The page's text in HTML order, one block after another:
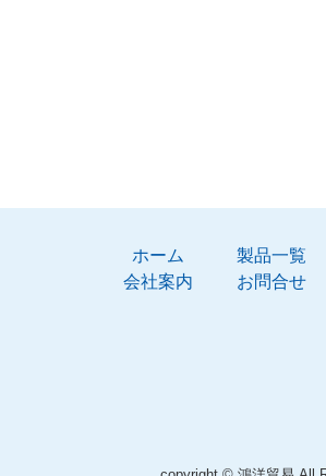
ホーム 製品一覧
会社案内
お問合せ